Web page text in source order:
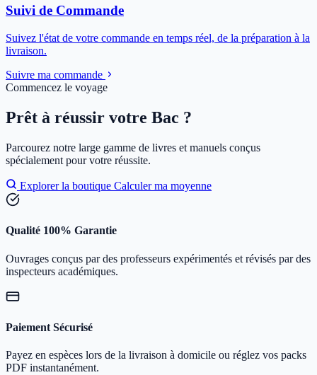
Suivi de Commande
Suivez l'état de votre commande en temps réel, de la préparation à la
livraison.
Suivre ma commande
Commencez le voyage
Prêt à réussir votre Bac ?
Parcourez notre large gamme de livres et manuels conçus
spécialement pour votre réussite.
Explorer la boutique Calculer ma moyenne
Qualité 100% Garantie
Ouvrages conçus par des professeurs expérimentés et révisés par des
inspecteurs académiques.
Paiement Sécurisé
Payez en espèces lors de la livraison à domicile ou réglez vos packs
PDF instantanément.